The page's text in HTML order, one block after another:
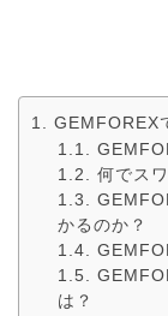
GEMFOREX
何でス
かるのか？
は？